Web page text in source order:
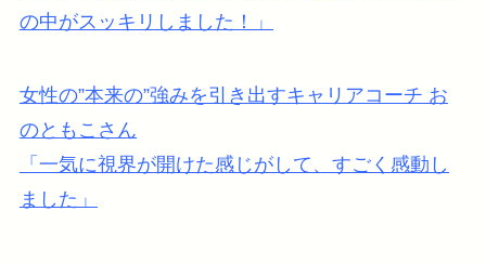
の中がスッキリしました！」
女性の”本来の”強みを引き出すキャリアコーチ お
のともこさん
「一気に視界が開けた感じがして、すごく感動し
ました」